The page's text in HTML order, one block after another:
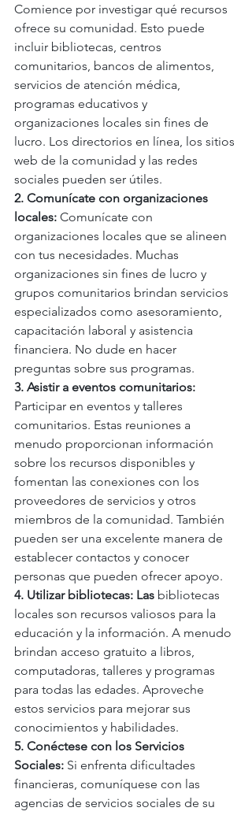
Comience por investigar qué recursos
ofrece su comunidad. Esto puede
incluir bibliotecas, centros
comunitarios, bancos de alimentos,
servicios de atención médica,
programas educativos y
organizaciones locales sin fines de
lucro. Los directorios en línea, los sitios
web de la comunidad y las redes
sociales pueden ser útiles.
2. Comunícate con organizaciones
locales: Comunícate con
organizaciones locales que se alineen
con tus necesidades. Muchas
organizaciones sin fines de lucro y
grupos comunitarios brindan servicios
especializados como asesoramiento,
capacitación laboral y asistencia
financiera. No dude en hacer
preguntas sobre sus programas.
3. Asistir a eventos comunitarios:
Participar en eventos y talleres
comunitarios. Estas reuniones a
menudo proporcionan información
sobre los recursos disponibles y
fomentan las conexiones con los
proveedores de servicios y otros
miembros de la comunidad. También
pueden ser una excelente manera de
establecer contactos y conocer
personas que pueden ofrecer apoyo.
4. Utilizar bibliotecas: Las bibliotecas
locales son recursos valiosos para la
educación y la información. A menudo
brindan acceso gratuito a libros,
computadoras, talleres y programas
para todas las edades. Aproveche
estos servicios para mejorar sus
conocimientos y habilidades.
5. Conéctese con los Servicios
Sociales: Si enfrenta dificultades
financieras, comuníquese con las
agencias de servicios sociales de su